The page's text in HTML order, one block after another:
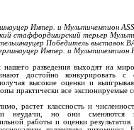
Интер. и Мультичемпион
стаффордширский терьер
Победитель выставок
Интер. и Мультичемпион
разведения выходят на
достойно конкурировать с
высокие оценки и
практически все экспонируемые
растет классность и
и неудачи, но они сменяются
работы и оценки результатов